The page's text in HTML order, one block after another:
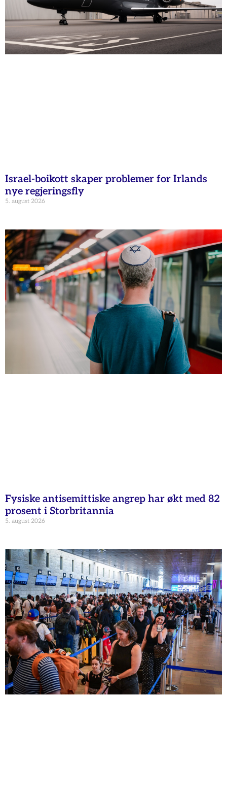
Israel-boikott skaper problemer for Irlands
nye regjeringsfly
5. august 2026
Fysiske antisemittiske angrep har økt med 82
prosent i Storbritannia
5. august 2026